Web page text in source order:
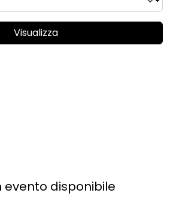
Visualizza
evento disponibile